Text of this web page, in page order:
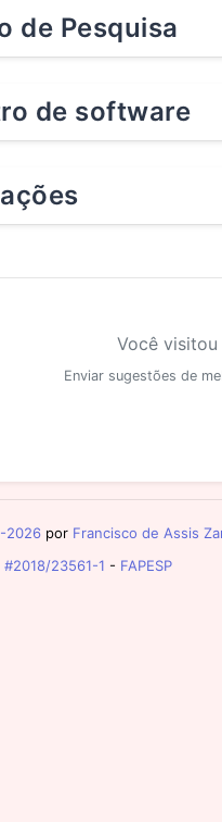
de Pesquisa
de software
Você
Enviar sugestões de
2026 por Francisco de Assis
#2018/23561-1 - FAPESP